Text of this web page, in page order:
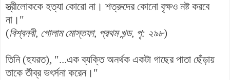
স্ত্রীলোককে হত্যা কোরো না। শত্রুদের কোনো বৃক্ষও নষ্ট করবে
না।"
(বিশ্বনবী, গোলাম মোস্তফা, প্রথম খন্ড, পৃ: ২৯৮)
তিনি (হযরত), "...এক ব্যক্তি অনর্থক একটা গাছের পাতা ছেঁড়ায়
তাকে তীব্র ভৎর্সনা করেন।"